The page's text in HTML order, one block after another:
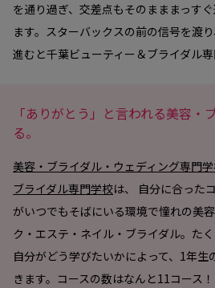
を通り過ぎ、交差点もそのまままっす
ます。スターバックスの前の信号を渡
進むと千葉ビューティー＆ブライダル専
「ありがとう」と言われる美容・
る。
美容・ブライダル・ウェディング専門
ブライダル専門学校は、 自分に合った
がいつでもそばにいる環境で憧れの美
ク・エステ・ネイル・ブライダル。た
自分がどう学びたいかによって、1年生
きます。コースの数はなんと11コース